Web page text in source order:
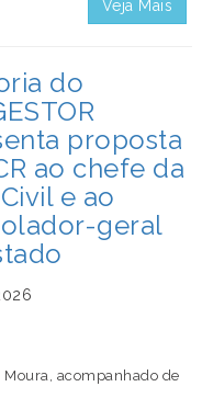
Veja Mais
do
proposta
ao chefe da
e ao
geral
Moura, acompanhado de